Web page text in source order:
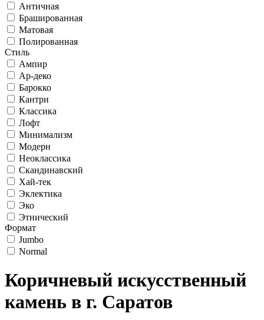
Античная
Брашированная
Матовая
Полированная
Стиль
Ампир
Ар-деко
Барокко
Кантри
Классика
Лофт
Минимализм
Модерн
Неоклассика
Скандинавский
Хай-тек
Эклектика
Эко
Этнический
Формат
Jumbo
Normal
Коричневый искусственный
камень в г. Саратов